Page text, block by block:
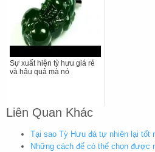
Sự xuất hiện tỳ hưu giá rẻ
và hậu quả mà nó
Liên Quan Khác
Tại sao Tỳ Hưu đá tự nhiên lại tốt
Những cách để có thể chọn